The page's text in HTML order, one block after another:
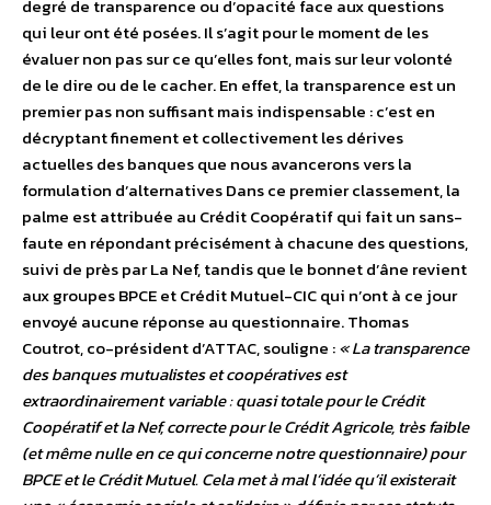
degré de transparence ou d’opacité face aux questions
qui leur ont été posées. Il s’agit pour le moment de les
évaluer non pas sur ce qu’elles font, mais sur leur volonté
de le dire ou de le cacher. En effet, la transparence est un
premier pas non suffisant mais indispensable : c’est en
décryptant finement et collectivement les dérives
actuelles des banques que nous avancerons vers la
formulation d’alternatives Dans ce premier classement, la
palme est attribuée au Crédit Coopératif qui fait un sans-
faute en répondant précisément à chacune des questions,
suivi de près par La Nef, tandis que le bonnet d’âne revient
aux groupes BPCE et Crédit Mutuel-CIC qui n’ont à ce jour
envoyé aucune réponse au questionnaire. Thomas
Coutrot, co-président d’ATTAC, souligne :« La transparence
des banques mutualistes et coopératives est
extraordinairement variable : quasi totale pour le Crédit
Coopératif et la Nef, correcte pour le Crédit Agricole, très faible
(et même nulle en ce qui concerne notre questionnaire) pour
BPCE et le Crédit Mutuel. Cela met à mal l’idée qu’il existerait